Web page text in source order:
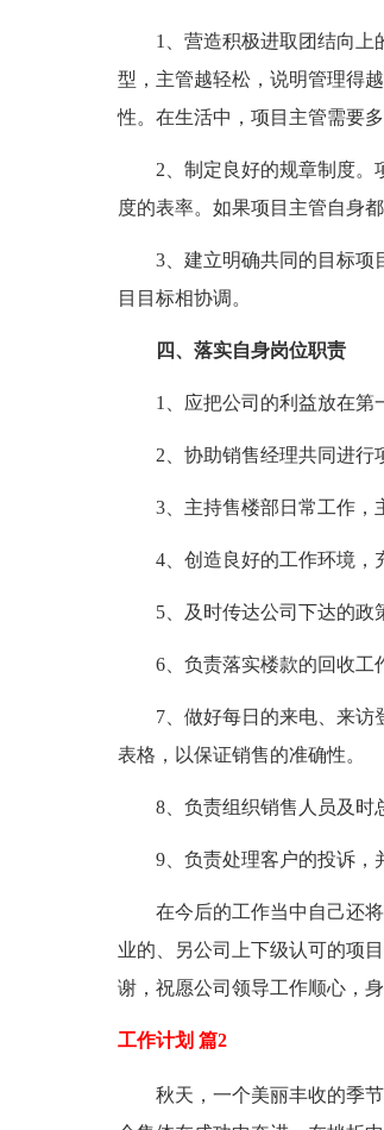
1、营造积极进取团结向上的
型，主管越轻松，说明管理得
性。在生活中，项目主管需要
2、制定良好的规章制度。项
度的表率。如果项目主管自身
3、建立明确共同的目标项目
目目标相协调。
四、落实自身岗位职责
1、应把公司的利益放在第一
2、协助销售经理共同进行项
3、主持售楼部日常工作，主
4、创造良好的工作环境，充
5、及时传达公司下达的政策
6、负责落实楼款的回收工作
7、做好每日的来电、来访登
表格，以保证销售的准确性。
8、负责组织销售人员及时总
9、负责处理客户的投诉，并
在今后的工作当中自己还将
业的、另公司上下级认可的项
谢，祝愿公司领导工作顺心，身
工作计划 篇2
秋天，一个美丽丰收的季节